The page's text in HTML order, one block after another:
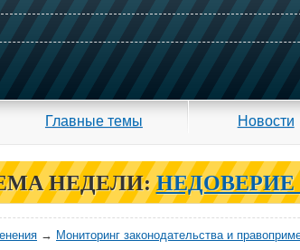
Главные темы Новости
НЕДЕЛИ: НЕДОВЕРИЕ
→ Мониторинг законодательства и